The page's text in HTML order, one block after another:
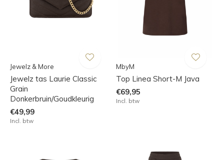
Jewelz & More
Jewelz tas Laurie Classic
Grain
Donkerbruin/Goudkleurig
€49,99
Incl. btw
MbyM
Top Linea Short-M Java
€69,95
Incl. btw